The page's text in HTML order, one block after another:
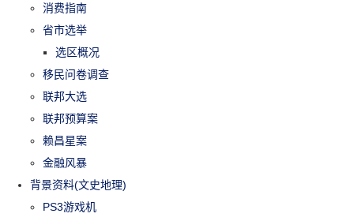
消费指南
省市选举
选区概况
移民问卷调查
联邦大选
联邦预算案
赖昌星案
金融风暴
背景资料(文史地理)
PS3游戏机